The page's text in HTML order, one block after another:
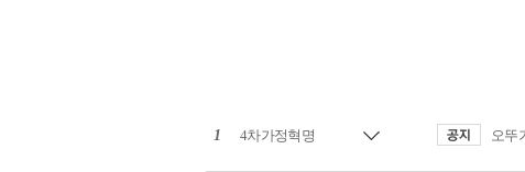
1 4차가정혁명